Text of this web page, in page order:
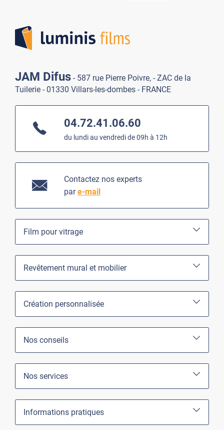
JAM Difus - 587 rue Pierre Poivre, - ZAC de la
Tuilerie - 01330 Villars-les-dombes - FRANCE
04.72.41.06.60
du lundi au vendredi de 09h à 12h
Contactez nos experts
pare-mail
Film pour vitrage
Revêtement mural et mobilier
Création personnalisée
Nos conseils
Nos services
Informations pratiques